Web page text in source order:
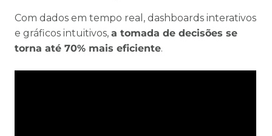
Com dados em tempo real, dashboards interativos
e gráficos intuitivos, a tomada de decisões se
torna até 70% mais eficiente.